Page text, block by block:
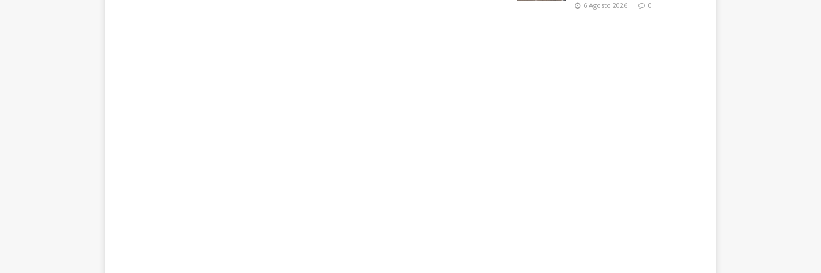
6 Agosto 2026 0